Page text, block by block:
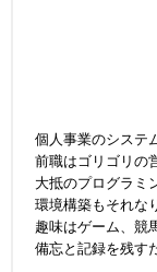
個人事業のシステ
前職はゴリゴリの
大抵のプログラミ
環境構築もそれな
趣味はゲーム、競
備忘と記録を残す